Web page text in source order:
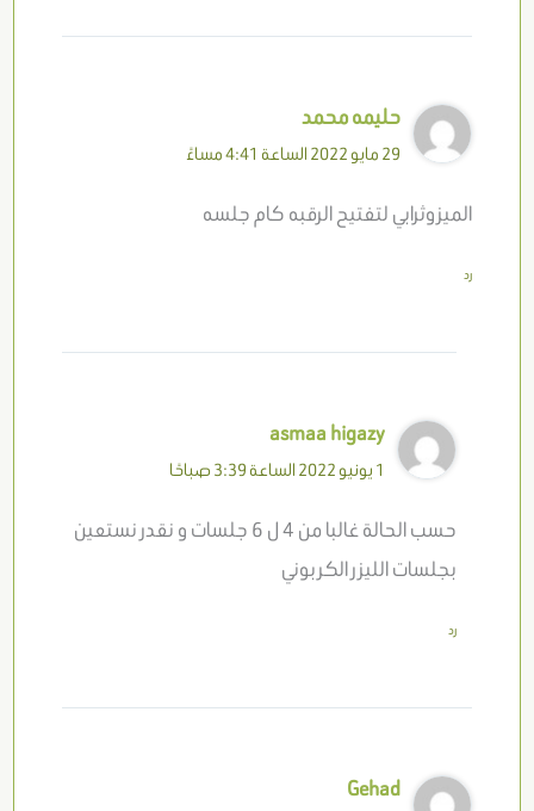
حليمه محمد
29 مايو 2022 الساعة 4:41 مساءً
الميزوثرابي لتفتيح الرقبه كام جلسه
رد
asmaa higazy
1 يونيو 2022 الساعة 3:39 صباحًا
حسب الحالة غالبا من 4 ل 6 جلسات و نقدر نستعين
بجلسات الليزر الكربوني
رد
Gehad